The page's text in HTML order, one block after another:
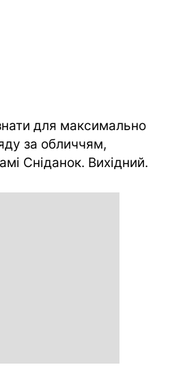
для максимально
за обличчям,
Сніданок. Вихідний.